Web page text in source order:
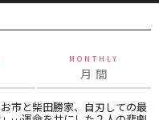
MONTHLY
月 間
お市と柴田勝家、自刃しての最